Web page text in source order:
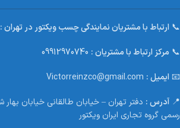
📞 ارتباط با مشتریان نمایندگی چسب ویکتور در تهران :
📞 مرکز ارتباط با مشتریان : 09912970740
📧 ایمیل :
📍 آدرس :
رسمی گروه تجاری ایران ویکتور